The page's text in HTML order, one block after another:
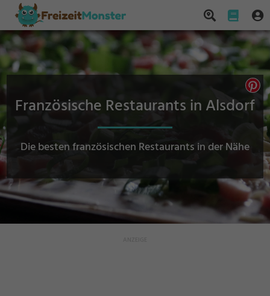
Französische Restaurants in Alsdorf
Die besten französischen Restaurants in der Nähe